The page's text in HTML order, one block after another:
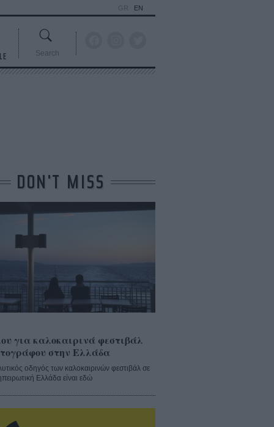
GR EN
Search
DON'T MISS
για καλοκαιρινά φεστιβάλ
στην Ελλάδα
οδηγός των καλοκαιρινών φεστιβάλ σε
Ελλάδα είναι εδώ